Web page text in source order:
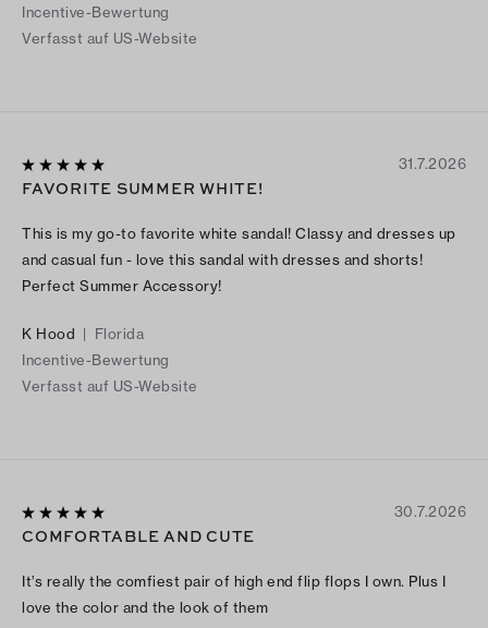
Incentive-Bewertung
Verfasst auf US-Website
31.7.2026
FAVORITE SUMMER WHITE!
This is my go-to favorite white sandal! Classy and dresses up
and casual fun - love this sandal with dresses and shorts!
Perfect Summer Accessory!
K Hood | Florida
Incentive-Bewertung
Verfasst auf US-Website
30.7.2026
COMFORTABLE AND CUTE
It’s really the comfiest pair of high end flip flops I own. Plus I
love the color and the look of them